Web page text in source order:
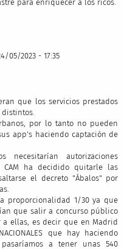
para enriquecer a los ricos.
05/2023 - 17:35
que los servicios prestados
por lo tanto no pueden
app's haciendo captación de
necesitarían autorizaciones
CAM ha decidido quitarle las
el decreto "Ábalos" por
proporcionalidad 1/30 ya que
que salir a concurso público
ellas, es decir que en Madrid
que hay haciendo
a tener unas 540